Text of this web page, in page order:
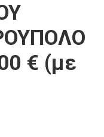
€ (με